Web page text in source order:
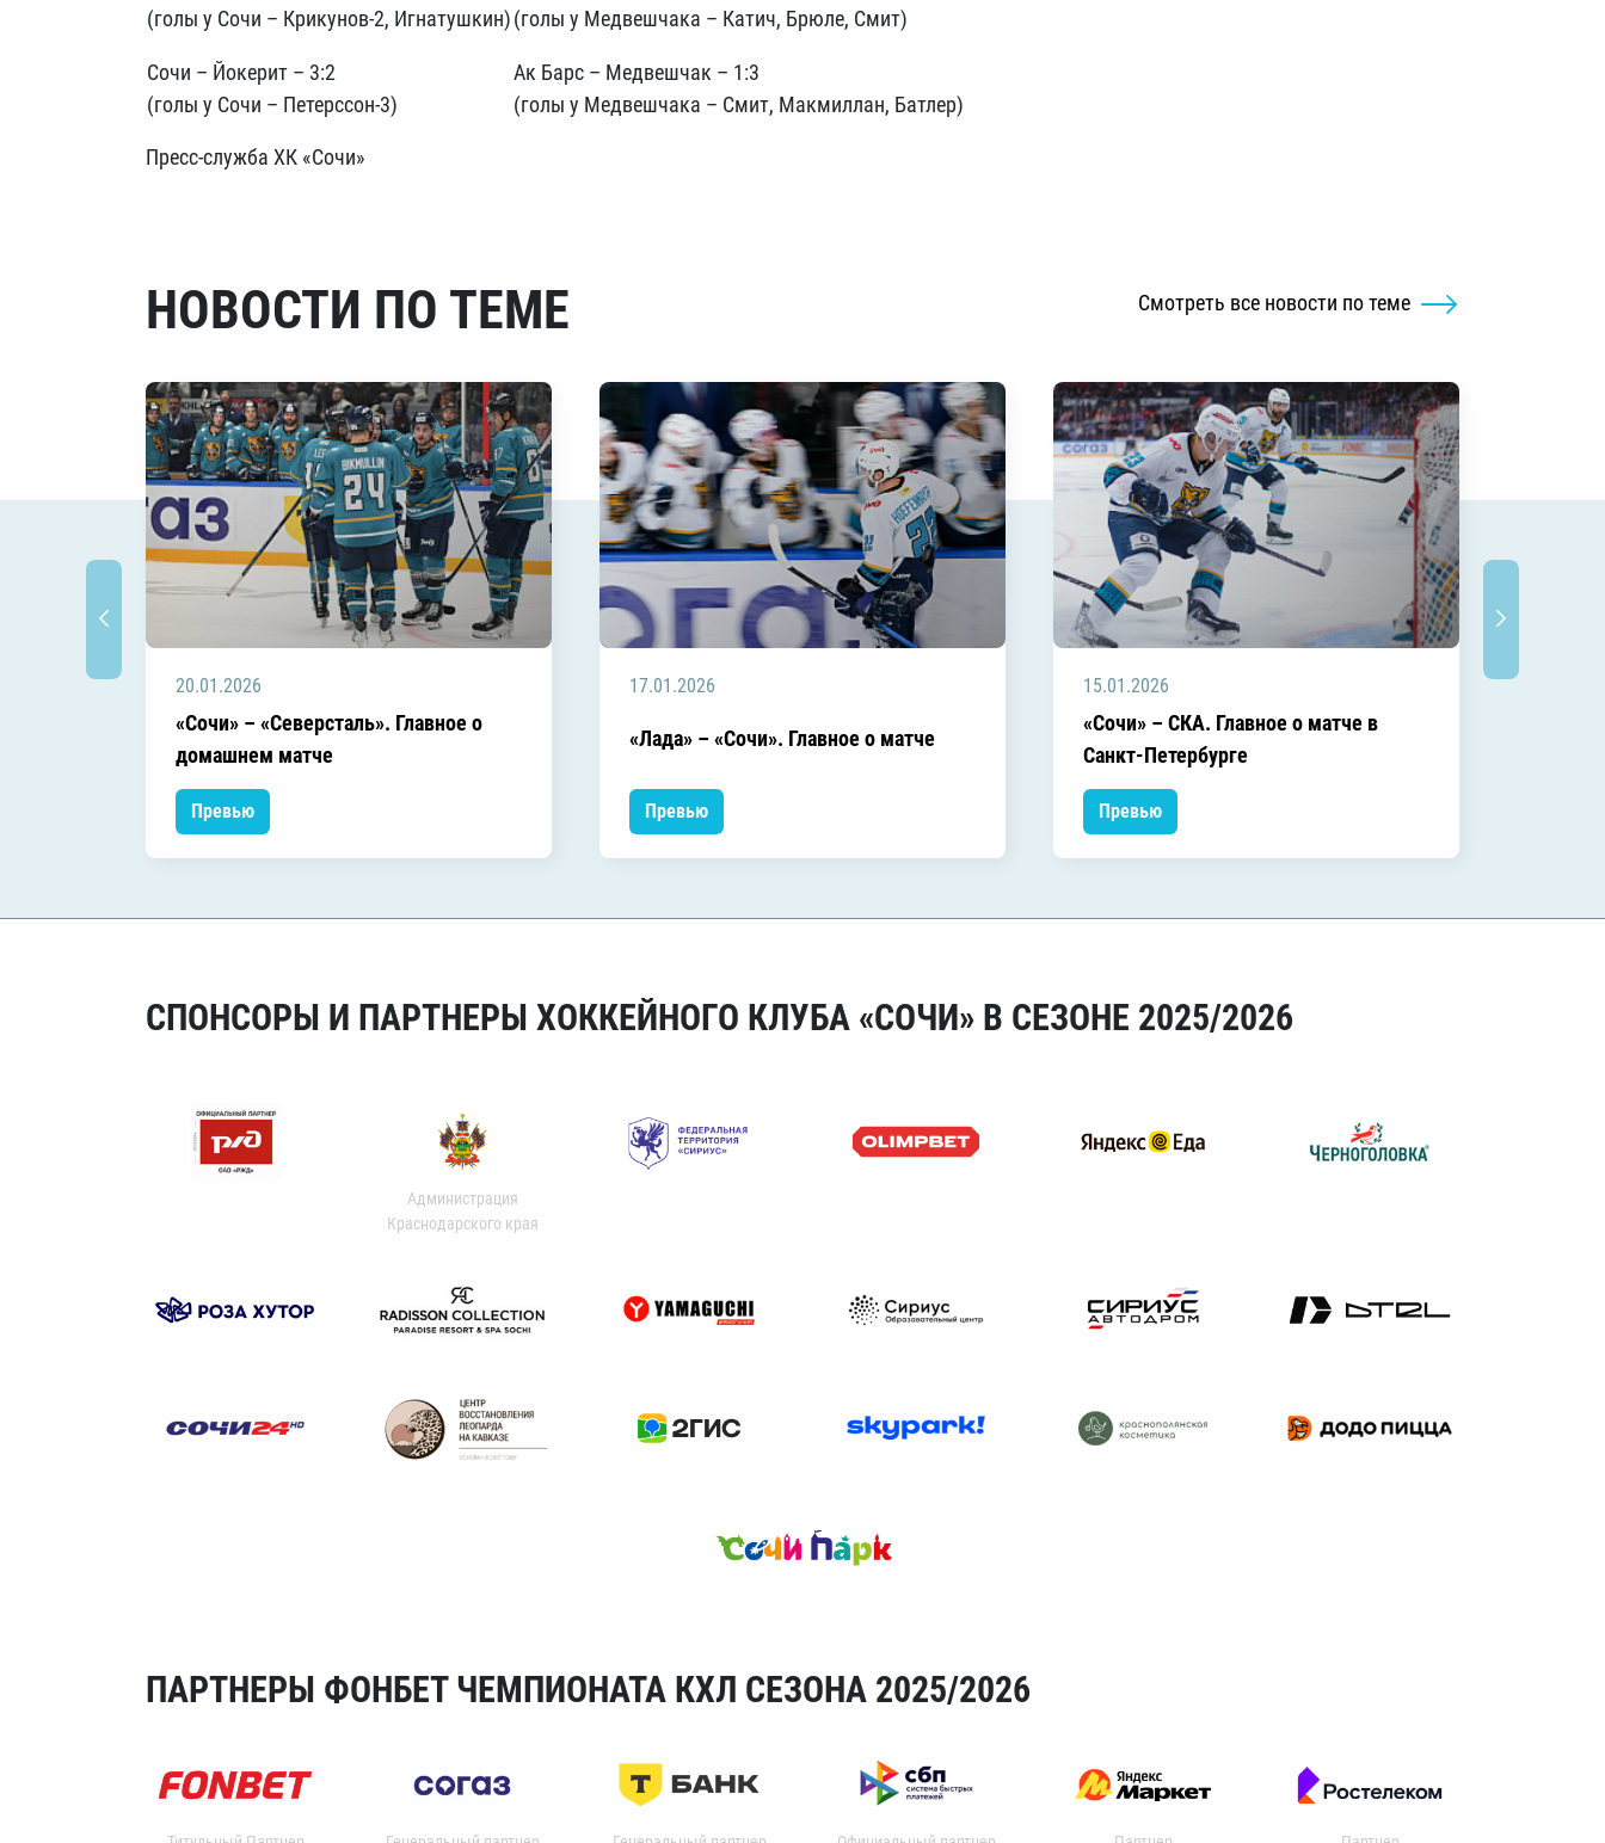
(голы у Сочи – Крикунов-2, Игнатушкин)(голы у Медвешчака – Катич, Брюле, Смит)
Сочи – Йокерит – 3:2
(голы у Сочи – Петерссон-3)
Ак Барс – Медвешчак – 1:3
(голы у Медвешчака – Смит, Макмиллан, Батлер)
Пресс-служба ХК «Сочи»
НОВОСТИ ПО ТЕМЕ Смотреть все новости по теме
20.01.2026
«Сочи» – «Северсталь». Главное о
домашнем матче
Превью
17.01.2026
«Лада» – «Сочи». Главное о матче
Превью
15.01.2026
«Сочи» – СКА. Главное о матче в
Санкт-Петербурге
Превью
СПОНСОРЫ И ПАРТНЕРЫ ХОККЕЙНОГО КЛУБА «СОЧИ» В СЕЗОНЕ 2025/2026
Администрация
Краснодарского края
ПАРТНЕРЫ ФОНБЕТ ЧЕМПИОНАТА КХЛ СЕЗОНА 2025/2026